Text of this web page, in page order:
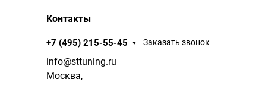
Контакты
+7 (495) 215-55-45 Заказать звонок
info@sttuning.ru
Москва,